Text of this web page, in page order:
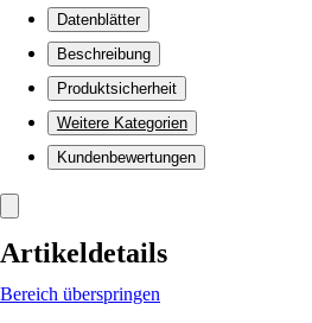
Datenblätter
Beschreibung
Produktsicherheit
Weitere Kategorien
Kundenbewertungen
Artikeldetails
Bereich überspringen